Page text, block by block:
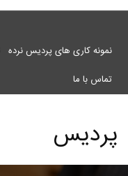
نمونه کاری های پردیس نرده
تماس با ما
پردیس